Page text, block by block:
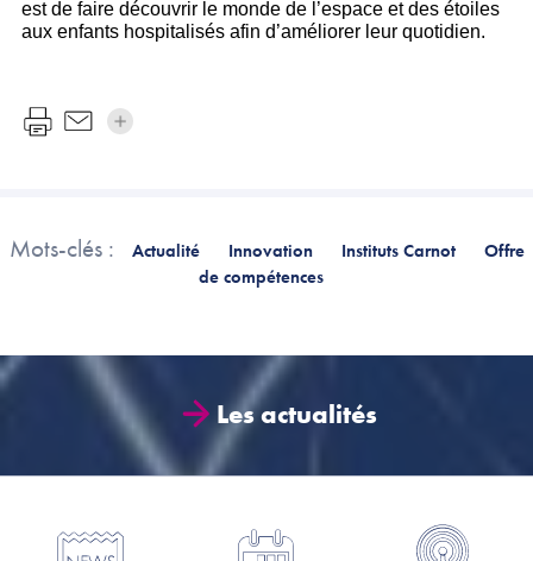
est de faire découvrir le monde de l’espace et des étoiles
aux enfants hospitalisés afin d’améliorer leur quotidien.
Mots-clés : Actualité Innovation Instituts Carnot
Offre
de compétences
Les actualités